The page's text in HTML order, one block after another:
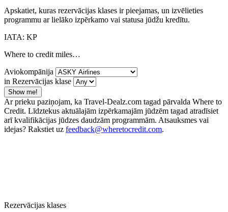
Apskatiet, kuras rezervācijas klases ir pieejamas, un izvēlieties
programmu ar lielāko izpērkamo vai statusa jūdžu kredītu.
IATA: KP
Where to credit miles…
Aviokompānija
in Rezervācijas klase
Show me!
Ar prieku paziņojam, ka Travel-Dealz.com tagad pārvalda Where to
Credit. Līdztekus aktuālajām izpērkamajām jūdzēm tagad atradīsiet
arī kvalifikācijas jūdzes daudzām programmām. Atsauksmes vai
idejas? Rakstiet uz feedback@wheretocredit.com.
Rezervācijas klases